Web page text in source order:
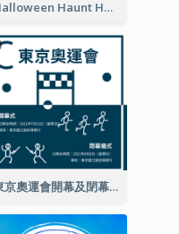
Halloween Haunt House Instagram Post
東京奧運會開幕及閉幕式Instagram帖子